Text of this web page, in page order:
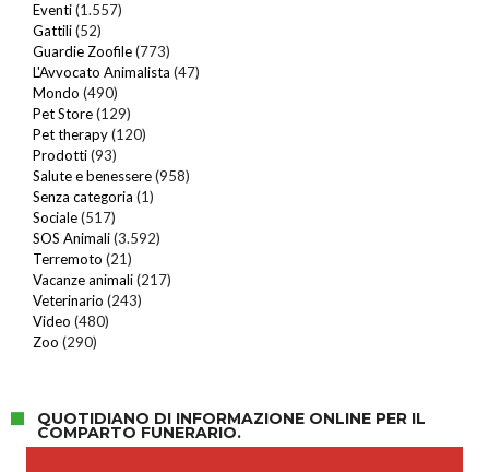
Eventi(1.557)
Gattili(52)
Guardie Zoofile(773)
L'Avvocato Animalista (47)
Mondo (490)
Pet Store(129)
Pet therapy(120)
Prodotti(93)
Salute e benessere(958)
Senza categoria (1)
Sociale(517)
SOS Animali(3.592)
Terremoto (21)
Vacanze animali(217)
Veterinario (243)
Video (480)
Zoo (290)
QUOTIDIANO DI INFORMAZIONE ONLINE PER IL
COMPARTO FUNERARIO.